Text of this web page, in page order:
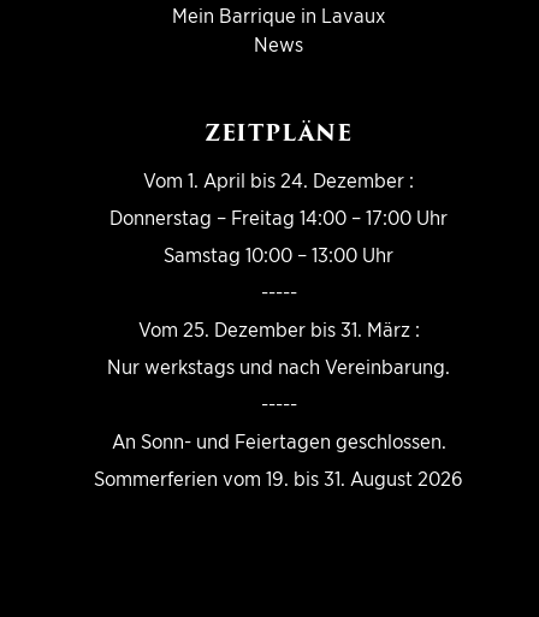
Mein Barrique in Lavaux
News
ZEITPLÄNE
Vom 1. April bis 24. Dezember :
Donnerstag – Freitag 14:00 – 17:00 Uhr
Samstag 10:00 – 13:00 Uhr
-----
Vom 25. Dezember bis 31. März :
Nur werkstags und nach Vereinbarung.
-----
An Sonn- und Feiertagen geschlossen.
Sommerferien vom 19. bis 31. August 2026